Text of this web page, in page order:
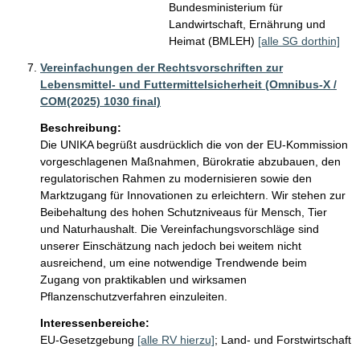
Bundesministerium für
Landwirtschaft, Ernährung und
Heimat (BMLEH) [alle SG dorthin]
Vereinfachungen der Rechtsvorschriften zur
Lebensmittel- und Futtermittelsicherheit (Omnibus-X /
COM(2025) 1030 final)
Beschreibung:
Die UNIKA begrüßt ausdrücklich die von der EU-Kommission
vorgeschlagenen Maßnahmen, Bürokratie abzubauen, den
regulatorischen Rahmen zu modernisieren sowie den
Marktzugang für Innovationen zu erleichtern. Wir stehen zur
Beibehaltung des hohen Schutzniveaus für Mensch, Tier
und Naturhaushalt. Die Vereinfachungsvorschläge sind
unserer Einschätzung nach jedoch bei weitem nicht
ausreichend, um eine notwendige Trendwende beim
Zugang von praktikablen und wirksamen
Pflanzenschutzverfahren einzuleiten.
Interessenbereiche:
EU-Gesetzgebung [alle RV hierzu]; Land- und Forstwirtschaft